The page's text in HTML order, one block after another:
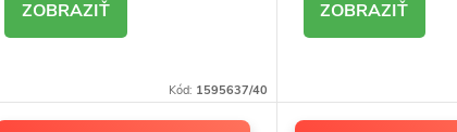
Kód: 1595637/40